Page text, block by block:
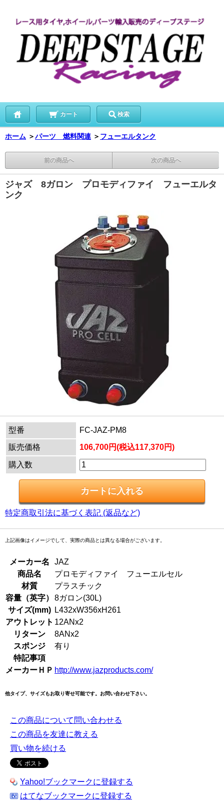
カート 検索
ホーム ＞パーツ 燃料関連 ＞ フューエルタンク
前の商品へ 次の商品へ
ジャズ 8ガロン プロモディファイ フューエルタ
ンク
型番
FC-JAZ-PM8
販売価格
106,700円(税込117,370円)
購入数
特定商取引法に基づく表記 (返品など)
上記画像はイメージでして、実際の商品とは異なる場合がございます。
メーカー名
JAZ
商品名
プロモディファイ フューエルセル
材質
プラスチック
容量（英字）
8ガロン(30L)
サイズ(mm) L432xW356xH261
アウトレット 12ANx2
リターン
8ANx2
スポンジ
有り
特記事項
メーカーＨＰ http://www.jazproducts.com/
他タイプ、サイズもお取り寄せ可能です。お問い合わせ下さい。
この商品について問い合わせる
この商品を友達に教える
買い物を続ける
Yahoo!ブックマークに登録する
はてなブックマークに登録する